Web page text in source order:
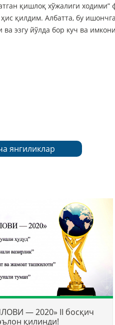
қишлоқ хўжалиги
қилдим. Албатта, бу
эзгу йўлда бор куч ва
янгиликлар
— 2020» II босқич
қилинди!